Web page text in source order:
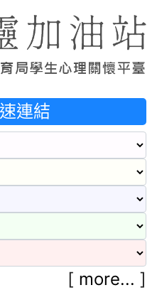
連結
[ more... ]